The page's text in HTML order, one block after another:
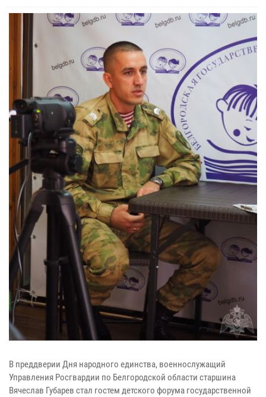
В преддверии Дня народного единства, военнослужащий
Управления Росгвардии по Белгородской области старшина
Вячеслав Губарев стал гостем детского форума государственной